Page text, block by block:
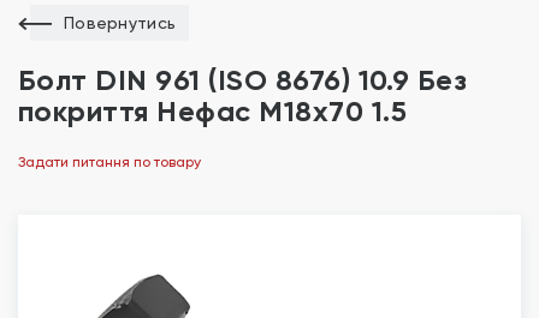
Повернутись
Болт DIN 961 (ISO 8676) 10.9 Без
покриття Нефас М18х70 1.5
Задати питання по товару